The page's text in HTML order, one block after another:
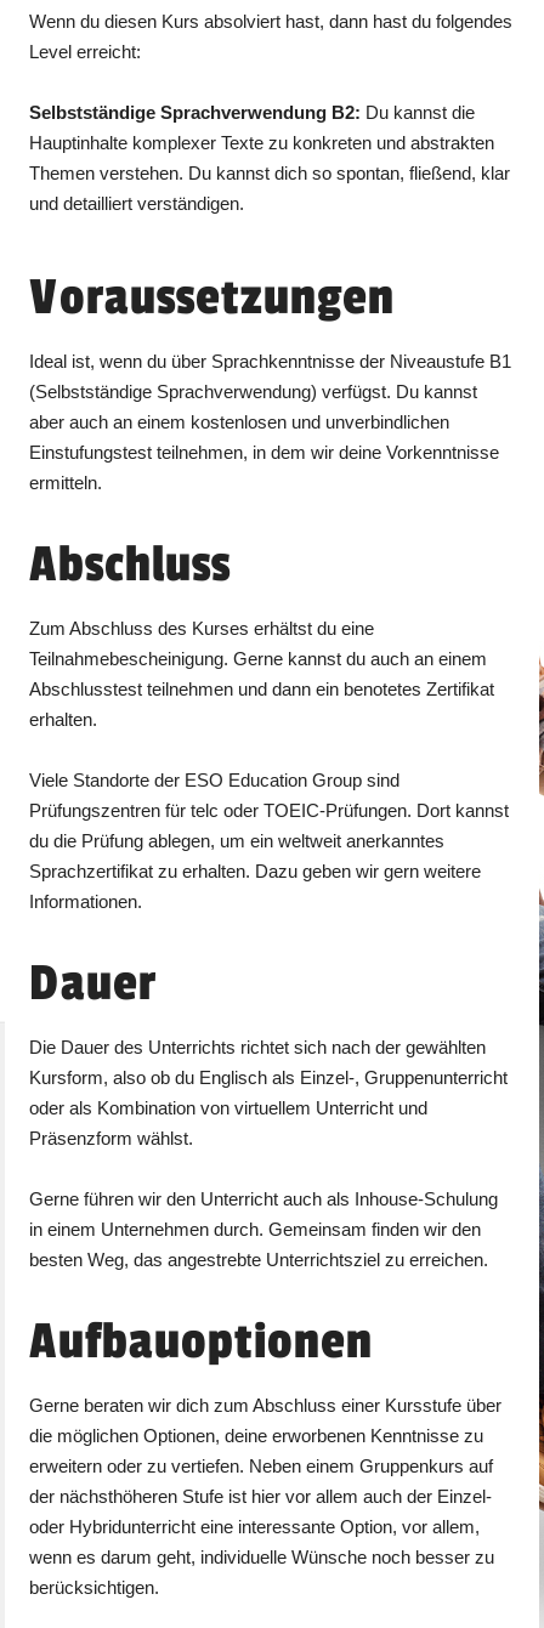
Wenn du diesen Kurs absolviert hast, dann hast du folgendes
Level erreicht:
Selbstständige Sprachverwendung B2: Du kannst die
Hauptinhalte komplexer Texte zu konkreten und abstrakten
Themen verstehen. Du kannst dich so spontan, fließend, klar
und detailliert verständigen.
Voraussetzungen
Ideal ist, wenn du über Sprachkenntnisse der Niveaustufe B1
(Selbstständige Sprachverwendung) verfügst. Du kannst
aber auch an einem kostenlosen und unverbindlichen
Einstufungstest teilnehmen, in dem wir deine Vorkenntnisse
ermitteln.
Abschluss
Zum Abschluss des Kurses erhältst du eine
Teilnahmebescheinigung. Gerne kannst du auch an einem
Abschlusstest teilnehmen und dann ein benotetes Zertifikat
erhalten.
Viele Standorte der ESO Education Group sind
Prüfungszentren für telc oder TOEIC-Prüfungen. Dort kannst
du die Prüfung ablegen, um ein weltweit anerkanntes
Sprachzertifikat zu erhalten. Dazu geben wir gern weitere
Informationen.
Dauer
Die Dauer des Unterrichts richtet sich nach der gewählten
Kursform, also ob du Englisch als Einzel-, Gruppenunterricht
oder als Kombination von virtuellem Unterricht und
Präsenzform wählst.
Gerne führen wir den Unterricht auch als Inhouse-Schulung
in einem Unternehmen durch. Gemeinsam finden wir den
besten Weg, das angestrebte Unterrichtsziel zu erreichen.
Aufbauoptionen
Gerne beraten wir dich zum Abschluss einer Kursstufe über
die möglichen Optionen, deine erworbenen Kenntnisse zu
erweitern oder zu vertiefen. Neben einem Gruppenkurs auf
der nächsthöheren Stufe ist hier vor allem auch der Einzel-
oder Hybridunterricht eine interessante Option, vor allem,
wenn es darum geht, individuelle Wünsche noch besser zu
berücksichtigen.